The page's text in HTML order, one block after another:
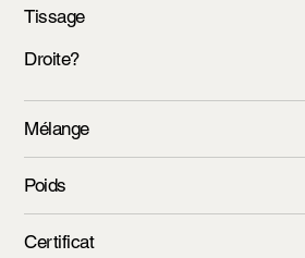
Tissage
Droite?
Mélange
Poids
Certificat